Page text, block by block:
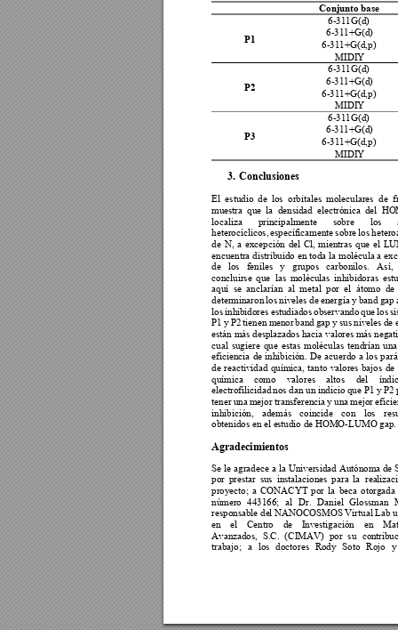
Conjunto base
P1
6-311G(d)
6-311+G(d)
6-311+G(d,p)
MIDIY
P2
6-311G(d)
6-311+G(d)
6-311+G(d,p)
MIDIY
P3
6-311G(d)
6-311+G(d)
6-311+G(d,p)
MIDIY
3. Conclusiones
El  estudio de  los  orbitales  moleculares  de
muestra que la  densidad electrónica del  HO
localiza
principalmente sobre los
heterocíclicos, específicamente sobre los
de N, a excepción del Cl, mientras que el
encuentra distribuido en toda la molécula a
de los feniles y grupos carbonilos.
Así,
concluirse que las moléculas inhibidoras
aquí  se  anclarían  al  metal  por  el  átomo
determinaron los niveles deenergía y band gap
los inhibidores estudiados observando que los
P1 yP2 tienen menor band gap y sus niveles de
están más desplazados hacia valores más
cual sugiere que estas moléculas tendrían
eficiencia de inhibición. De acuerdo a los
de reactividad química, tanto valores bajos de
química
como valores altos del
electrofilicidad nos dan un indicio que P1 y P2
tener una mejor transferencia y una mejor
inhibición,
además coincide con los
obtenidos en el estudio de HOMO-LUMO gap.
Agradecimientos
Se le agradece a la Universidad Autónoma de
por prestar sus instalaciones para la rea
proyecto; a CONACYT por la beca otorgada
número 443166; al Dr. Daniel Glossman
responsable del NANOCOSMOS Virtual Lab
en
el Centro de Investigación en
Avanzados, S.C. (CIMAV) por su co
trabajo; a los doctores Rody Soto Rojo y